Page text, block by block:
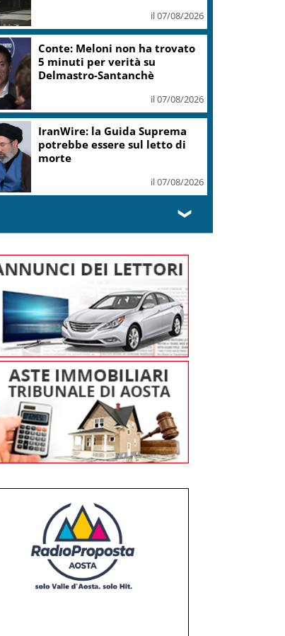
Bevande, “BrauBeviale 2026”:
nuovi consumi ridisegnano il
mercato
Covid, Campo largo unito
difende Conte: “ha ristabilito
verità, destra si arrenda”
il 07/08/2026
❯